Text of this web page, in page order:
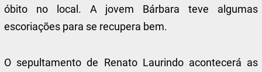
óbito no local. A jovem Bárbara teve algumas
escoriações para se recupera bem.
O sepultamento de Renato Laurindo acontecerá as